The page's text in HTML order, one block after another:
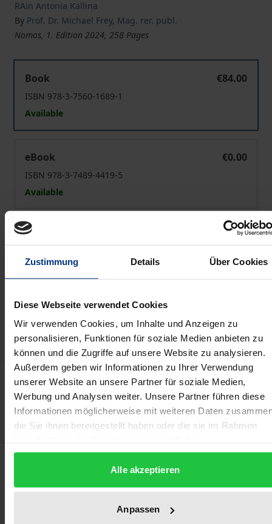
Zustimmung Details Über Cookies
Diese Webseite verwendet Cookies
Wir verwenden Cookies, um Inhalte und Anzeigen zu
personalisieren, Funktionen für soziale Medien anbieten zu
können und die Zugriffe auf unsere Website zu analysieren.
Außerdem geben wir Informationen zu Ihrer Verwendung
unserer Website an unsere Partner für soziale Medien,
Werbung und Analysen weiter. Unsere Partner führen diese
Informationen möglicherweise mit weiteren Daten
die Sie ihnen bereitgestellt haben oder die sie im Rahmen
Alle akzeptieren
Anpassen
RAin Antonia Kallina
By Prof. Dr. Michael Frey, Mag. rer. publ.
Nomos, 1. Edition 2024, 258 Pages
Book
€84.00
ISBN 978-3-7560-1689-1
Available
eBook
€0.00
ISBN 978-3-7489-4419-5
Available
Prices include VAT. Depending on the delivery address, VAT
may vary at checkout.
Add to Cart
Add to Wish List
Description
The elaboration highlights three areas related to
ground-mounted photovoltaic systems, namely the
business management factors, and landscape
photovoltaic installations.